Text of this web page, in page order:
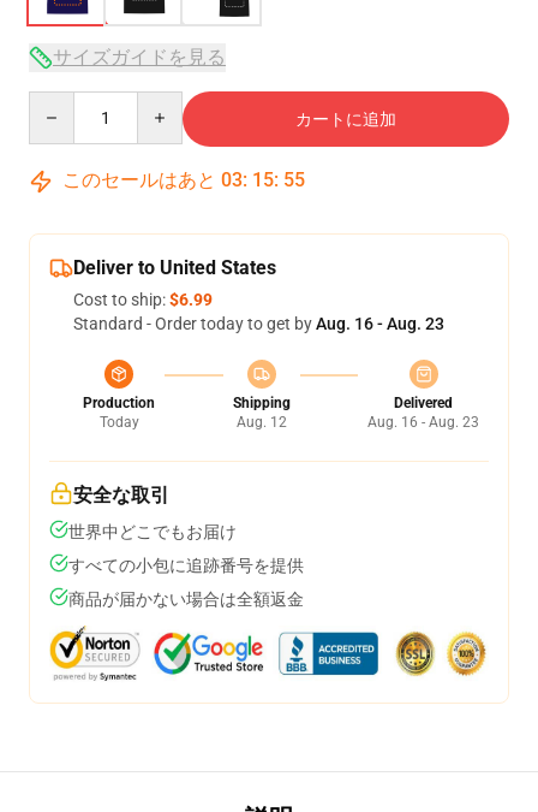
サイズガイドを見る
カートに追加
このセールはあと 03: 15: 54
Deliver to United States
Cost to ship:$6.99
Standard - Order today to get byAug. 16 - Aug. 23
Production
Today
Shipping
Aug. 12
Delivered
Aug. 16 - Aug. 23
安全な取引
世界中どこでもお届け
すべての小包に追跡番号を提供
商品が届かない場合は全額返金